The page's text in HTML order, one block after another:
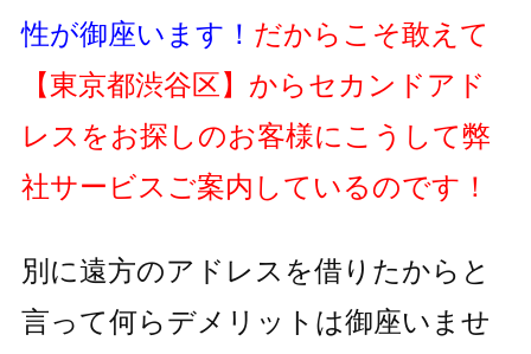
性が御座います！ だからこそ敢えて
【東京都渋谷区】 からセカンドアド
レスをお探しのお客様にこうして弊
社サービスご案内しているのです！
別に遠方のアドレスを借りたからと
言って何らデメリットは御座いませ